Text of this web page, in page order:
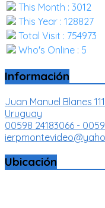
This Month : 3012
This Year : 128827
Total Visit : 754973
Who's Online : 5
Información
Juan Manuel Blanes
Uruguay
00598 24183066 -
Ubicación